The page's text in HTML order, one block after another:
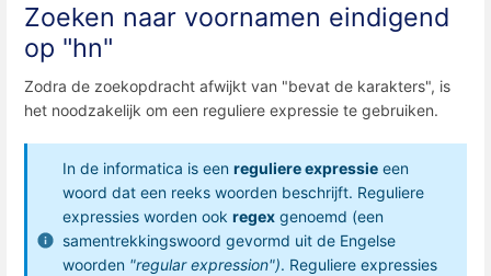
Zoeken naar voornamen eindigend
op "hn"
Zodra de zoekopdracht afwijkt van "bevat de karakters", is
het noodzakelijk om een ​​reguliere expressie te gebruiken.
In de informatica is een reguliere expressie een
woord dat een reeks woorden beschrijft. Reguliere
expressies worden ook regex genoemd (een
samentrekkingswoord gevormd uit de Engelse
woorden "regular expression"). Reguliere expressies